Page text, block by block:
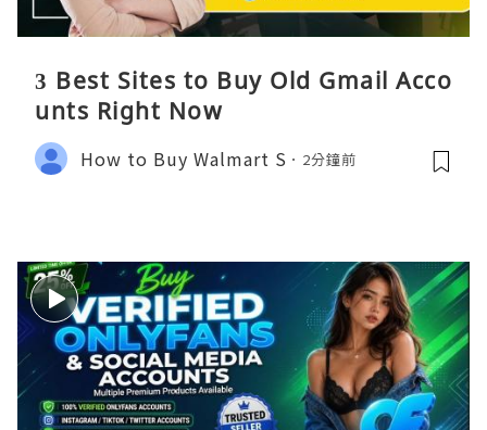
3 Best Sites to Buy Old Gmail Acco
unts Right Now
How to Buy Walmart S 2分鐘前